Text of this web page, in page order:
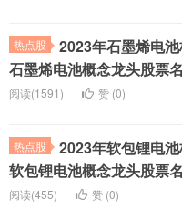
热点股
2023年石墨烯电
石墨烯电池概念龙头股票
阅读(1591)
赞 (0)
热点股
2023年软包锂电
软包锂电池概念龙头股票
阅读(455)
赞 (0)